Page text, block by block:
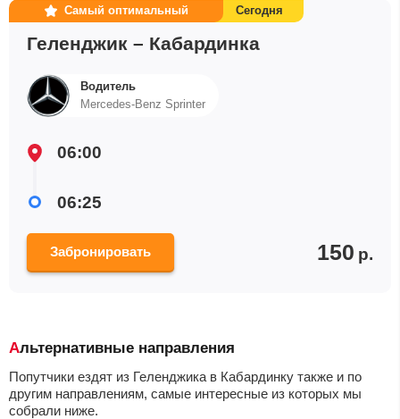
Самый оптимальный Сегодня
Геленджик – Кабардинка
Водитель
Mercedes-Benz Sprinter
06:00
06:25
Забронировать 150 р.
Альтернативные направления
Попутчики ездят из Геленджика в Кабардинку также и по
другим направлениям, самые интересные из которых мы
собрали ниже.